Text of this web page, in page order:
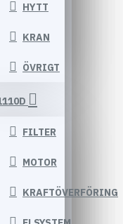
HYTT
KRAN
ÖVRIGT
FILTER
MOTOR
KRAFTÖVERFÖRING